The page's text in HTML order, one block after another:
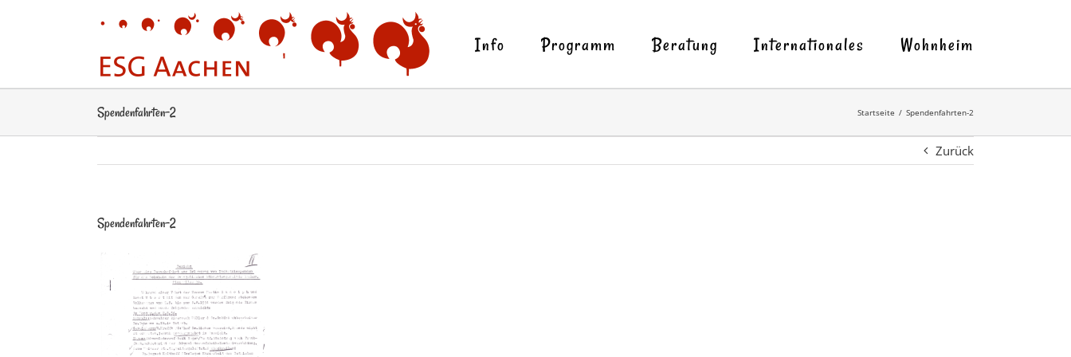
Info Programm Beratung Internationales Wohnheim
Spendenfahrten-2 Startseite Spendenfahrten-2
Zurück
Spendenfahrten-2